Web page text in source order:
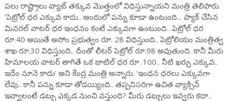
పలు రాష్ట్రాలు వ్యాట్ తక్కువ మొత్తంలో విధిస్తున్నాయని మంత్రి తెలిపారు.
‘పెట్రోల్ ధర ఎక్కువ కాదు.. అందులో పన్ను కూడా ఉంటుంది... ప్యాక్ చేసిన
మినరల్ వాటర్ ధర ఇంధనం కంటే ఎక్కువగా ఉంటుంది.. పెట్రోల్ ధర
రూ.40 అయితే అసోం ప్రభుత్వం రూ. 28 విధిస్తుంది.. పెట్రోలియం మంత్రిత్వ
శాఖ రూ.30 విధిస్తుంది.. దీంతో లీటర్ పెట్రోల్ రూ.98 అవుతుంది. కానీ మీరు
హిమాలయ వాటర్ తాగితే ఒక బాటిల్ ధర రూ .100.. నీటి ఖర్చు ఎక్కువ..
ఇదేం నూనె కాదు’ అని కేంద్ర మంత్రి అన్నారు. ‘ఇంధన ధరలు ఎక్కువగా
లేవు.. కానీ పన్ను కూడా తోడయ్యింది.. తప్పనిసరిగా ఉచిత వ్యాక్సిన్
ఇవ్వాలంటే డబ్బు ఎక్కడ నుంచి వస్తుంది? మీరు డబ్బులు ఇవ్వరు కదా..